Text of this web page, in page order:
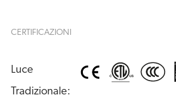
CERTIFICAZIONI
Luce
Tradizionale: